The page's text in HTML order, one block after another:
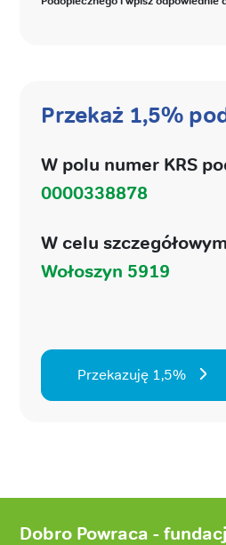
Przekaż 1,5%
W polu numer KRS
0000338878
W celu
Wołoszyn 5919
Przekazuję 1,5%
stronyDobro Powraca -